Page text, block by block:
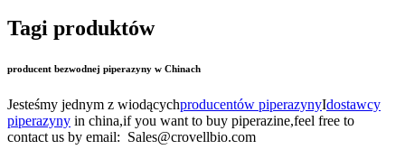
Tagi produktów
producent bezwodnej piperazyny w Chinach
Jesteśmy jednym z wiodącychproducentów piperazynyIdostawcy
piperazyny in china,if you want to buy piperazine,feel free to
contact us by email: Sales@crovellbio.com